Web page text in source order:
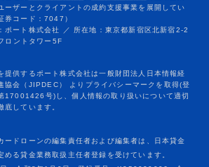
ードローンの編集責任者および編集者は、日本貸金
める貸金業務取扱主任者登録を受けています。